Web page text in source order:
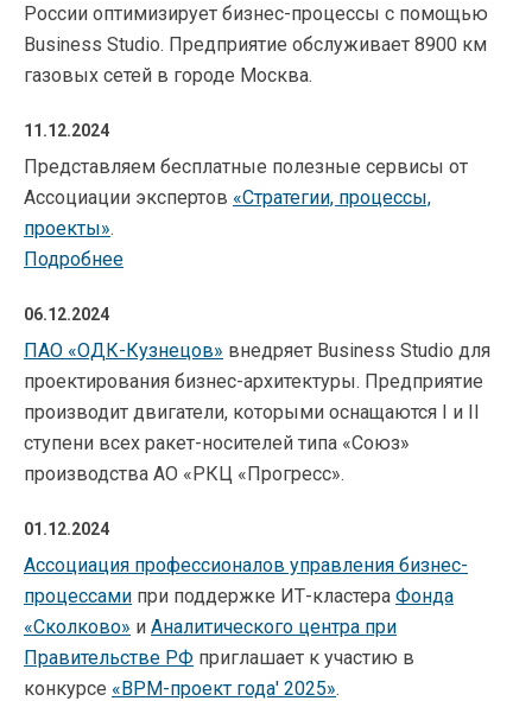
России оптимизирует бизнес-процессы с помощью
Business Studio. Предприятие обслуживает 8900 км
газовых сетей в городе Москва.
11.12.2024
Представляем бесплатные полезные сервисы от
Ассоциации экспертов «Стратегии, процессы,
проекты».
Подробнее
06.12.2024
ПАО «ОДК-Кузнецов» внедряет Business Studio для
проектирования бизнес-архитектуры. Предприятие
производит двигатели, которыми оснащаются I и II
ступени всех ракет-носителей типа «Союз»
производства АО «РКЦ «Прогресс».
01.12.2024
Ассоциация профессионалов управления бизнес-
процессами при поддержке ИТ-кластера Фонда
«Сколково» и Аналитического центра при
Правительстве РФ приглашает к участию в
конкурсе «BPM-проект года' 2025».